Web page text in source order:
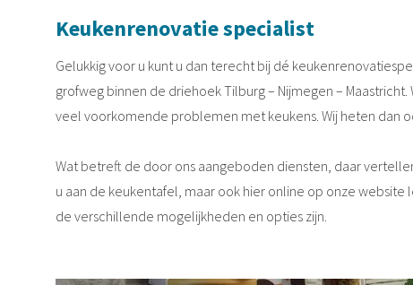
Keukenrenovatie specialist
Gelukkig voor u kunt u dan terecht bij dé
grofweg binnen de driehoek Tilburg – Nijmegen –
veel voorkomende problemen met keukens. Wij heten dan
Wat betreft de door ons aangeboden diensten, daar
u aan de keukentafel, maar ook hier online op onze
de verschillende mogelijkheden en opties zijn.